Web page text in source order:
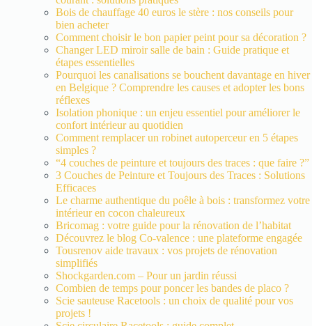
Bois de chauffage 40 euros le stère : nos conseils pour
bien acheter
Comment choisir le bon papier peint pour sa décoration ?
Changer LED miroir salle de bain : Guide pratique et
étapes essentielles
Pourquoi les canalisations se bouchent davantage en hiver
en Belgique ? Comprendre les causes et adopter les bons
réflexes
Isolation phonique : un enjeu essentiel pour améliorer le
confort intérieur au quotidien
Comment remplacer un robinet autoperceur en 5 étapes
simples ?
“4 couches de peinture et toujours des traces : que faire ?”
3 Couches de Peinture et Toujours des Traces : Solutions
Efficaces
Le charme authentique du poêle à bois : transformez votre
intérieur en cocon chaleureux
Bricomag : votre guide pour la rénovation de l’habitat
Découvrez le blog Co-valence : une plateforme engagée
Tousrenov aide travaux : vos projets de rénovation
simplifiés
Shockgarden.com – Pour un jardin réussi
Combien de temps pour poncer les bandes de placo ?
Scie sauteuse Racetools : un choix de qualité pour vos
projets !